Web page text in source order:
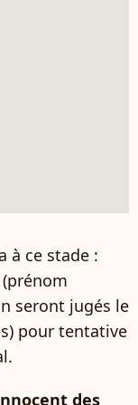
à ce stade :
seront jugés le
pour tentative
des